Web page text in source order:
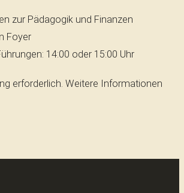
zur Pädagogik und Finanzen
Foyer
14:00 oder 15:00 Uhr
erforderlich. Weitere Informationen